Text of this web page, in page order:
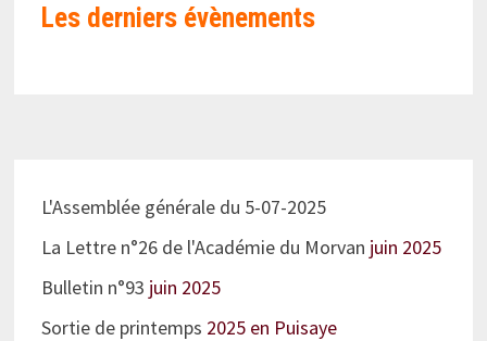
Les derniers évènements
L'Assemblée générale du 5-07-2025
La Lettre n°26 de l'Académie du Morvan juin 2025
Bulletin n°93 juin 2025
Sortie de printemps 2025 en Puisaye